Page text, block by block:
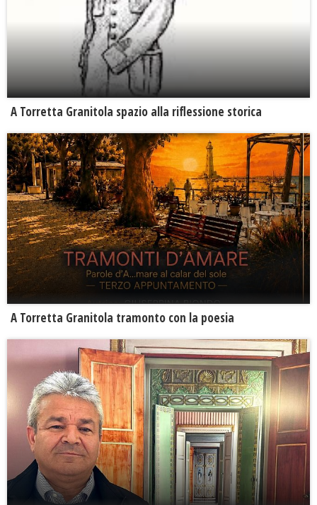
​A Torretta Granitola spazio alla riflessione storica
​A Torretta Granitola tramonto con la poesia